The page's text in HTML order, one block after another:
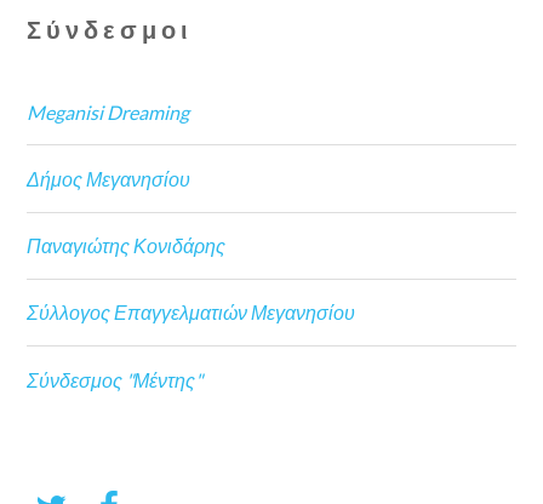
Σύνδεσμοι
Meganisi Dreaming
Δήμος Μεγανησίου
Παναγιώτης Κονιδάρης
Σύλλογος Επαγγελματιών Μεγανησίου
Σύνδεσμος "Μέντης"